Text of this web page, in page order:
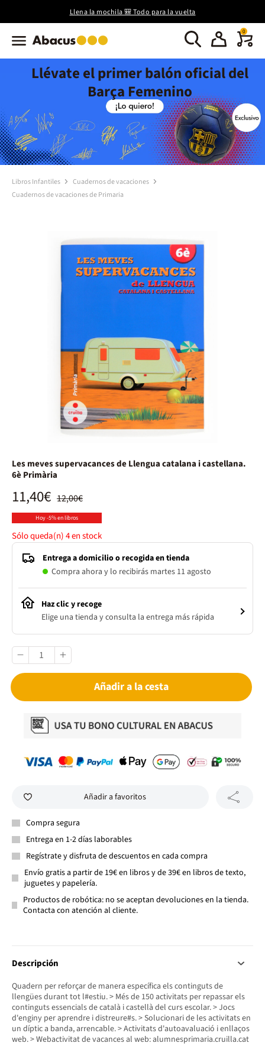
Llena la mochila 🎒 Todo para la vuelta
0
Llévate el primer balón oficial del
Barça Femenino
Libros Infantiles
Cuadernos de vacaciones
Cuadernos de vacaciones de Primaria
Les meves supervacances de Llengua catalana i castellana.
6è Primària
12,00€
11,40€
Hoy -5% en libros
Sólo queda(n)4en stock
Entrega a domicilio o recogida en tienda
Compra ahora y lo recibirás martes 11 agosto
Haz clic y recoge
Elige una tienda y consulta la entrega más rápida
Añadir a la cesta
Añadir a favoritos
Compra segura
Entrega en 1-2 días laborables
Regístrate y disfruta de descuentos en cada compra
Envío gratis a partir de 19€ en libros y de 39€ en libros de texto,
juguetes y papelería.
Productos de robótica: no se aceptan devoluciones en la tienda.
Contacta con atención al cliente.
Descripción
Quadern per reforçar de manera específica els continguts de
llengües durant tot l#estiu. > Més de 150 activitats per repassar els
continguts essencials de català i castellà del curs escolar. > Jocs
d'enginy per aprendre i distreure#s. > Solucionari de les activitats en
un díptic a banda, arrencable. > Activitats d'autoavaluació i enllaços
web. > Webactivitat de vacances al web: alumnesprimaria.cruilla.cat